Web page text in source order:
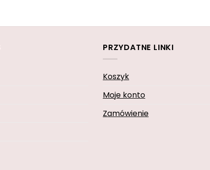
PRZYDATNE LINKI
Koszyk
Moje konto
Zamówienie